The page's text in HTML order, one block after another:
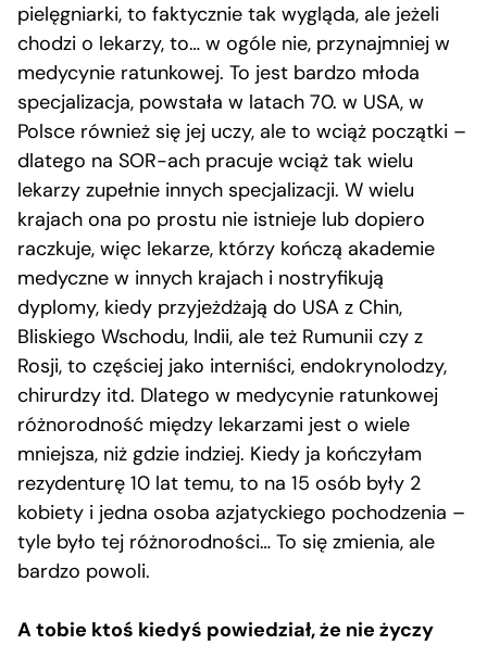
pielęgniarki, to faktycznie tak wygląda, ale jeżeli
chodzi o lekarzy, to… w ogóle nie, przynajmniej w
medycynie ratunkowej. To jest bardzo młoda
specjalizacja, powstała w latach 70. w USA, w
Polsce również się jej uczy, ale to wciąż początki –
dlatego na SOR-ach pracuje wciąż tak wielu
lekarzy zupełnie innych specjalizacji. W wielu
krajach ona po prostu nie istnieje lub dopiero
raczkuje, więc lekarze, którzy kończą akademie
medyczne w innych krajach i nostryfikują
dyplomy, kiedy przyjeżdżają do USA z Chin,
Bliskiego Wschodu, Indii, ale też Rumunii czy z
Rosji, to częściej jako interniści, endokrynolodzy,
chirurdzy itd. Dlatego w medycynie ratunkowej
różnorodność między lekarzami jest o wiele
mniejsza, niż gdzie indziej. Kiedy ja kończyłam
rezydenturę 10 lat temu, to na 15 osób były 2
kobiety i jedna osoba azjatyckiego pochodzenia –
tyle było tej różnorodności… To się zmienia, ale
bardzo powoli.
A tobie ktoś kiedyś powiedział, że nie życzy